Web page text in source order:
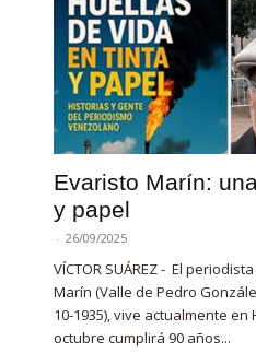
Evaristo Marín:
y papel
- 26/09/2025
VÍCTOR SUÁREZ - El
Marín (Valle de Pedro
10-1935), vive actualmente en
octubre cumplirá 90 años...